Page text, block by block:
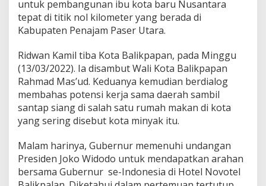
untuk pembangunan ibu kota baru Nusantara
tepat di titik nol kilometer yang berada di
Kabupaten Penajam Paser Utara.
Ridwan Kamil tiba Kota Balikpapan, pada Minggu
(13/03/2022). Ia disambut Wali Kota Balikpapan
Rahmad Mas’ud. Keduanya kemudian berdialog
membahas potensi kerja sama daerah sambil
santap siang di salah satu rumah makan di kota
yang sering disebut kota minyak itu.
Malam harinya, Gubernur memenuhi undangan
Presiden Joko Widodo untuk mendapatkan arahan
bersama Gubernur se-Indonesia di Hotel Novotel